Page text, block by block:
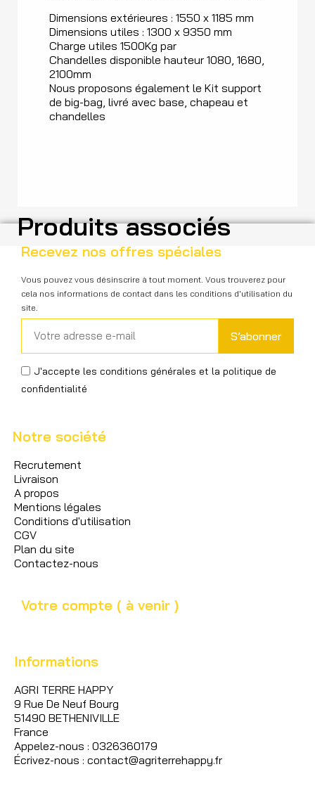
Dimensions extérieures : 1550 x 1185 mm
Dimensions utiles : 1300 x 9350 mm
Charge utiles 1500Kg par
Chandelles disponible hauteur 1080, 1680,
2100mm
Nous proposons également le Kit support
de big-bag, livré avec base, chapeau et
chandelles
Produits associés
Recevez nos offres spéciales
Vous pouvez vous désinscrire à tout moment. Vous trouverez pour
cela nos informations de contact dans les conditions d'utilisation du
site.
S’abonner
J'accepte les conditions générales et la politique de
confidentialité
Notre société
Recrutement
Livraison
A propos
Mentions légales
Conditions d'utilisation
CGV
Plan du site
Contactez-nous
Votre compte ( à venir )
Informations
AGRI TERRE HAPPY
9 Rue De Neuf Bourg
51490 BETHENIVILLE
France
Appelez-nous : 0326360179
Écrivez-nous : contact@agriterrehappy.fr